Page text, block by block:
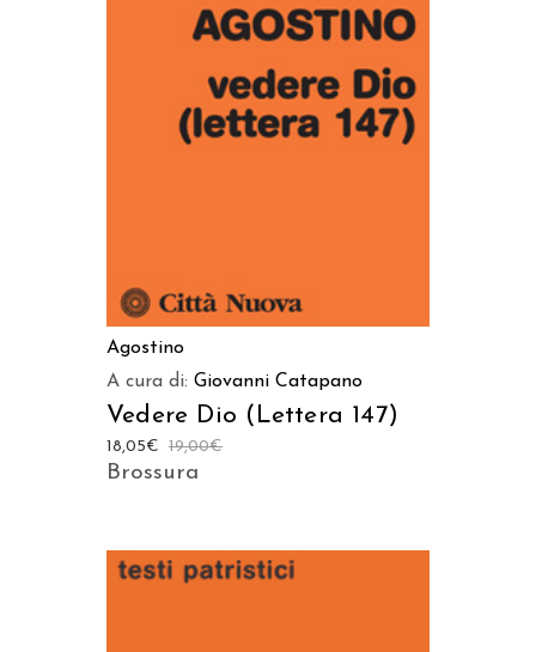
AGGIUNGI AL CARRELLO
Agostino
A cura di: Giovanni Catapano
Vedere Dio (Lettera 147)
19,00€
18,05€
Brossura